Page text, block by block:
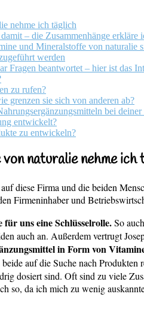
nehme ich täglich
– die Zusammenhänge erkläre
und Mineralstoffe von naturalie
werden
Fragen beantwortet – hier ist das
zu rufen?
grenzen sie sich von anderen ab?
bei
entwickelt?
zu entwickeln?
naturalie nehme ich
diese Firma und die beiden
Firmeninhaber und
für uns eine Schlüsselrolle.So
auch an. Außerdem vertrugt
in Form von
auf die Suche nach
dosiert sind. Oft sind zu viele
so, da ich mich zu wenig